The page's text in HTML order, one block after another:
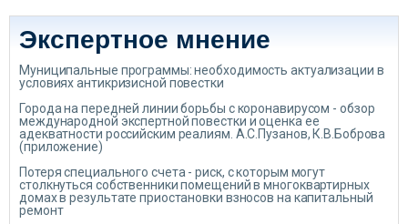
Экспертное мнение
Муниципальные программы: необходимость актуализации в
условиях антикризисной повестки
Города на передней линии борьбы с коронавирусом - обзор
международной экспертной повестки и оценка ее
адекватности российским реалиям. А.С.Пузанов, К.В.Боброва
(приложение)
Потеря специального счета - риск, с которым могут
столкнуться собственники помещений в многоквартирных
домах в результате приостановки взносов на капитальный
ремонт